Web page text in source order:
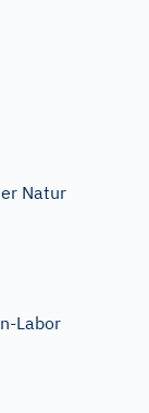
Natur
Labor